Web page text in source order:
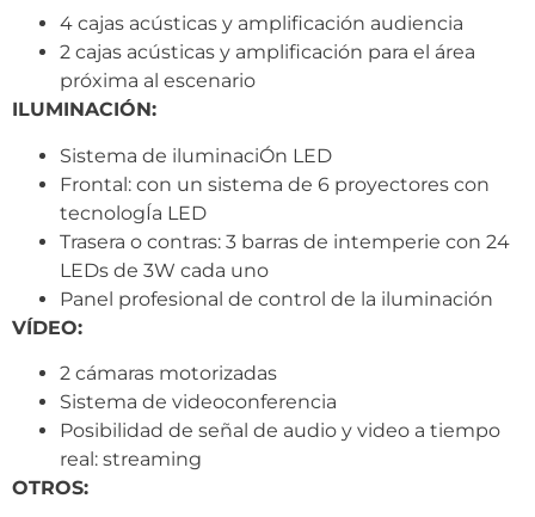
4 cajas acústicas y amplificación audiencia
2 cajas acústicas y amplificación para el área
próxima al escenario
ILUMINACIÓN:
Sistema de iluminaciÓn LED
Frontal: con un sistema de 6 proyectores con
tecnologÍa LED
Trasera o contras: 3 barras de intemperie con 24
LEDs de 3W cada uno
Panel profesional de control de la iluminación
VÍDEO:
2 cámaras motorizadas
Sistema de videoconferencia
Posibilidad de señal de audio y video a tiempo
real: streaming
OTROS: